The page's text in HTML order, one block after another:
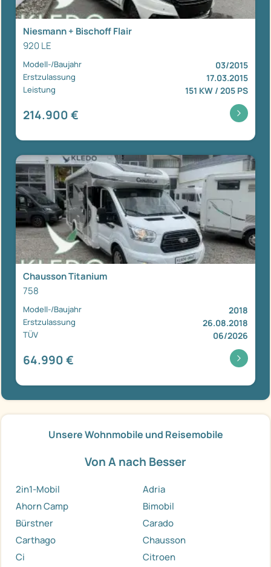
Niesmann + Bischoff Flair
920 LE
Modell-/Baujahr 03/2015
Erstzulassung 17.03.2015
Leistung 151 KW / 205 PS
214.900 €
Chausson Titanium
758
Modell-/Baujahr 2018
Erstzulassung 26.08.2018
TÜV 06/2026
64.990 €
Unsere Wohnmobile und Reisemobile
Von A nach Besser
2in1-Mobil
Adria
Ahorn Camp
Bimobil
Bürstner
Carado
Carthago
Chausson
Ci
Citroen